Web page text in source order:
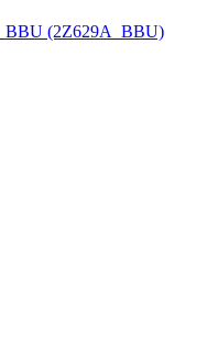
(2Z629A_BBU)